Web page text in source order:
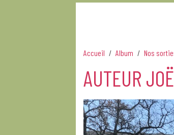
Accueil Album Nos
AUTEUR